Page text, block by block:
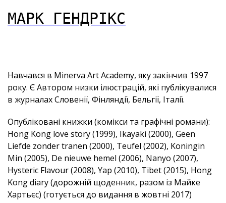
МАРК ГЕНДРІКС
Навчався в Minerva Art Academy, яку закінчив 1997
року. Є Автором низки ілюстрацій, які публікувалися
в журналах Словенії, Фінляндії, Бельгії, Італії.
Опубліковані книжки (комікси та графічні романи):
Hong Kong love story (1999), Ikayaki (2000), Geen
Liefde zonder tranen (2000), Teufel (2002), Koningin
Min (2005), De nieuwe hemel (2006), Nanyo (2007),
Hysteric Flavour (2008), Yap (2010), Tibet (2015), Hong
Kong diary (дорожній щоденник, разом із Майке
Хартьєс) (готується до видання в жовтні 2017)